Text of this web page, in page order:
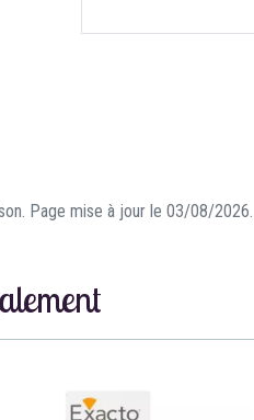
Page mise à jour le 03/08/2026.